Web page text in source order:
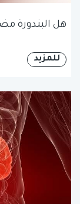
هل البندورة
للمزيد